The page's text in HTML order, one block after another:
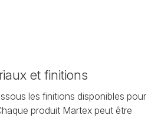
et finitions
les finitions disponibles pour
produit Martex peut être